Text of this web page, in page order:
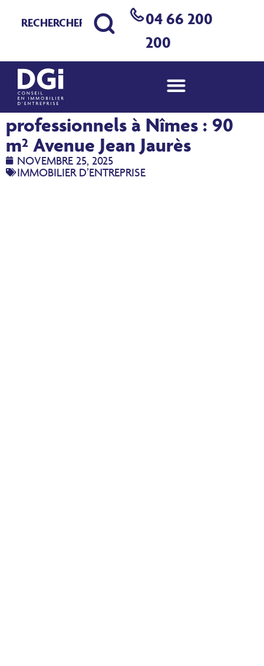
04 66 200
200
Location de bureaux – locaux
professionnels à Nîmes : 90
m² Avenue Jean Jaurès
NOVEMBRE 25, 2025
IMMOBILIER D’ENTREPRISE